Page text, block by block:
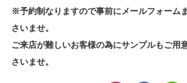
※予約制なりますので事前にメールフォーム
さいませ。
ご来店が難しいお客様の為にサンプルもご用
さいませ。